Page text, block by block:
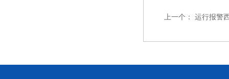
上一个： 运行报警